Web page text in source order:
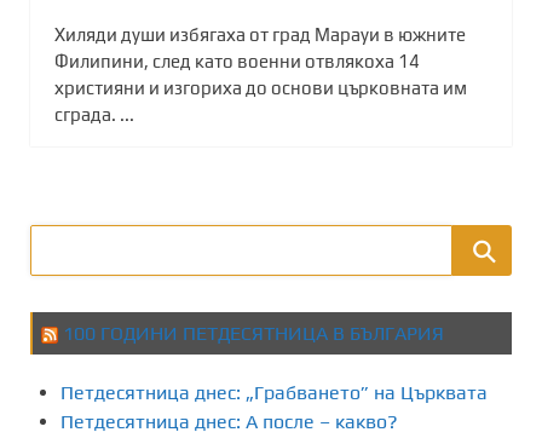
Хиляди души избягаха от град Марауи в южните
Филипини, след като военни отвлякоха 14
християни и изгориха до основи църковната им
сграда. ...
100 ГОДИНИ ПЕТДЕСЯТНИЦА В БЪЛГАРИЯ
Петдесятница днес: „Грабването” на Църквата
Петдесятница днес: А после – какво?